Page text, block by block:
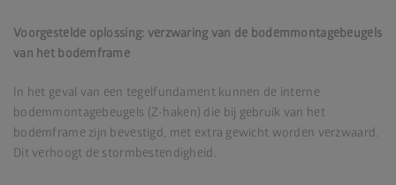
Voorgestelde oplossing: verzwaring van de bodemmontagebeugels
van het bodemframe
In het geval van een tegelfundament kunnen de interne
bodemmontagebeugels (Z-haken) die bij gebruik van het
bodemframe zijn bevestigd, met extra gewicht worden verzwaard.
Dit verhoogt de stormbestendigheid.